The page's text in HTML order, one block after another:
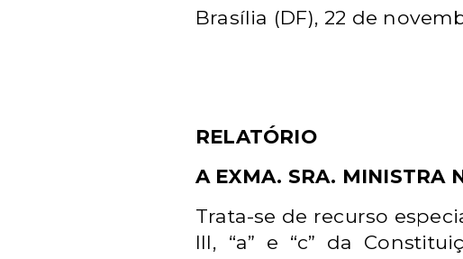
Brasília (DF), 22 de
RELATÓRIO
A EXMA. SRA. MINISTRA
Trata-se de recurso
III, “a” e “c” da